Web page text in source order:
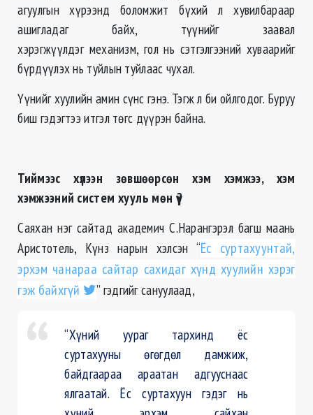
агуулгын хүрээнд боломжит бүхий л хувилбараар
ашигладаг байх, түүнийг заавал
хэрэгжүүлдэг механизм, гол нь сэтгэлгээний хуваарийг
бүрдүүлэх нь туйлын туйлаас чухал.
Үүнийг хуулийн амин сүнс гэнэ. Тэгж л би ойлгодог. Буруу
биш гэдэгтээ итгэл төгс дүүрэн байна.
Тиймээс хүлээн зөвшөөрсөн хэм хэмжээ, хэм
хэмжээний систем хууль мөн үү?
Саяхан нэг сайтад академич С.Нарангэрэл багш маань
Аристотель, Күнз нарын хэлсэн “Ёс суртахуунтай,
эрхэм чанараа сайтар сахидаг хүнд хуулийн хэрэг
гэж байхгүй
” гэдгийг сануулаад,
“Хүний уураг тархинд ёс
суртахууны өгөгдөл дамжиж,
байдгаараа араатан адгууснаас
ялгаатай. Ёс суртахуун гэдэг нь